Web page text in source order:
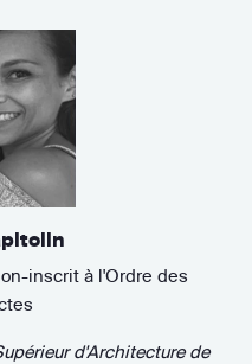
inscrit à l'Ordre des
d'Architecture de